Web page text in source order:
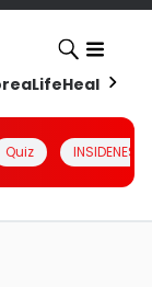
LifeHealth
Quiz INSIDENESIA